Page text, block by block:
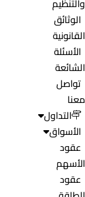
الوثائق
القانونية
الأسئلة
الشائعة
تواصل
معنا
التداول
الأسواق
عقود
الأسهم
عقود